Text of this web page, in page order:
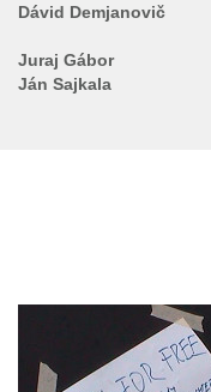
Dávid Demjanovič
Juraj Gábor
Ján Sajkala